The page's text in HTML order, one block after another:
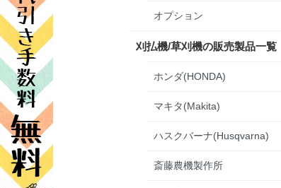
オプション
刈払機/草刈機の販売製品一覧
ホンダ(HONDA)
マキタ(Makita)
ハスクバーナ(Husqvarna)
斎藤農機製作所